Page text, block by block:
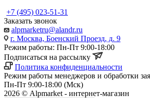
+7 (495) 023-51-31
Заказать звонок
alpmarketru@alandr.ru
г. Москва, Боенский Проезд, д. 9
Режим работы: Пн-Пт 9:00-18:00
Подписаться на рассылку
Политика конфиденциальности
Режим работы менеджеров и обработки
Пн-Пт 9:00-18:00 (Мск)
2026 © Alpmarket - интернет-магазин